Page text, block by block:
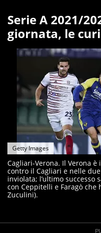
Serie A 2021/
giornata, le
Getty Images
Cagliari-Verona. Il Verona
contro il Cagliari e nelle
inviolata; l’ultimo successo
con Ceppitelli e Faragò
Zuculini).